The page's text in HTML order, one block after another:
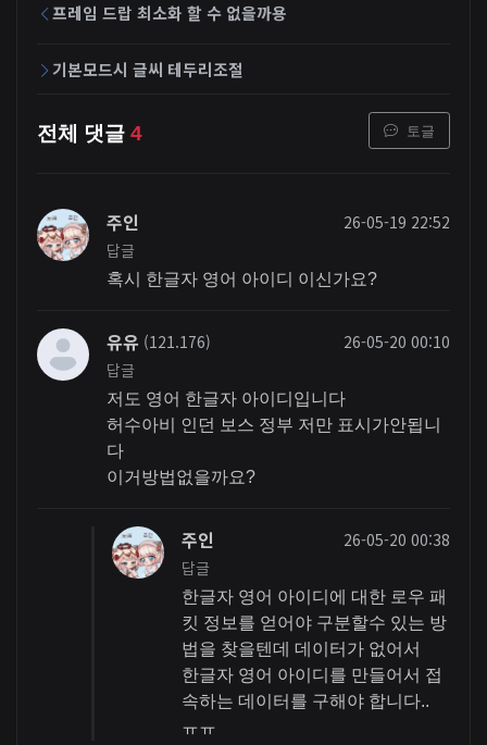
프레임 드랍 최소화 할 수 없을까용
기본모드시 글씨 테두리조절
전체 댓글 4 토글
주인
26-05-19 22:52
답글
혹시 한글자 영어 아이디 이신가요?
유유 (121.176)
26-05-20 00:10
답글
저도 영어 한글자 아이디입니다
허수아비 인던 보스 정부 저만 표시가안됩니
다
이거방법없을까요?
주인
26-05-20 00:38
답글
한글자 영어 아이디에 대한 로우 패
킷 정보를 얻어야 구분할수 있는 방
법을 찾을텐데 데이터가 없어서
한글자 영어 아이디를 만들어서 접
속하는 데이터를 구해야 합니다..
ㅠㅠ